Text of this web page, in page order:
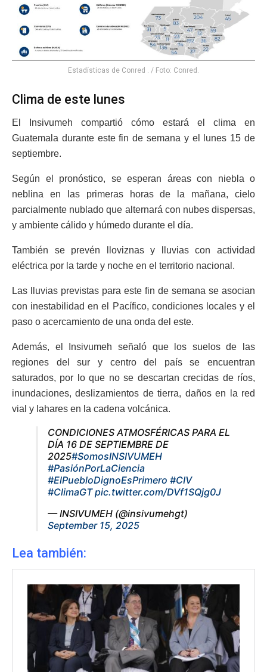
Estadísticas de Conred . / Foto: Conred.
Clima de este lunes
El Insivumeh compartió cómo estará el clima en
Guatemala durante este fin de semana y el lunes 15 de
septiembre.
Según el pronóstico, se esperan áreas con niebla o
neblina en las primeras horas de la mañana, cielo
parcialmente nublado que alternará con nubes dispersas,
y ambiente cálido y húmedo durante el día.
También se prevén lloviznas y lluvias con actividad
eléctrica por la tarde y noche en el territorio nacional.
Las lluvias previstas para este fin de semana se asocian
con inestabilidad en el Pacífico, condiciones locales y el
paso o acercamiento de una onda del este.
Además, el Insivumeh señaló que los suelos de las
regiones del sur y centro del país se encuentran
saturados, por lo que no se descartan crecidas de ríos,
inundaciones, deslizamientos de tierra, daños en la red
vial y lahares en la cadena volcánica.
CONDICIONES ATMOSFÉRICAS PARA EL
DÍA 16 DE SEPTIEMBRE DE
2025#SomosINSIVUMEH
#PasiónPorLaCiencia
#ElPuebloDignoEsPrimero #CIV
#ClimaGT pic.twitter.com/DVf1SQjg0J
— INSIVUMEH (@insivumehgt)
September 15, 2025
Lea también: